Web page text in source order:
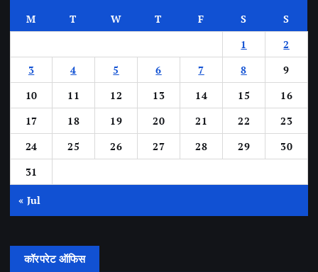
M T W T F S
S
1
2
3
4 5 6 7 8
9
10
11 12 13 14 15
16
17
18 19 20 21 22
23
24
25 26 27 28 29
30
31
« Jul
कॉरपरेट ऑफिस